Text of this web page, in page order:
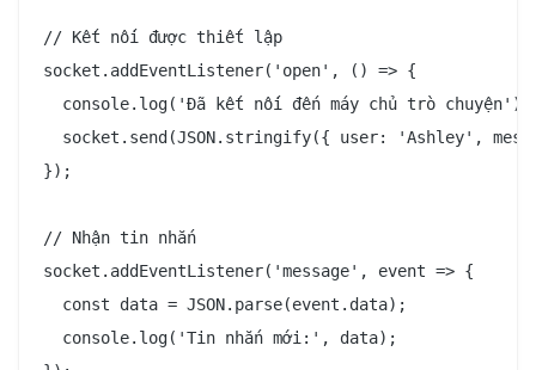
// Kết nối được thiết lập
socket.addEventListener('open', () => {
  console.log('Đã kết nối đến máy chủ trò chuyện');
socket.send(JSON.stringify({ user: 'Ashley',
});
// Nhận tin nhắn
socket.addEventListener('message', event => {
  const data = JSON.parse(event.data);
  console.log('Tin nhắn mới:', data);